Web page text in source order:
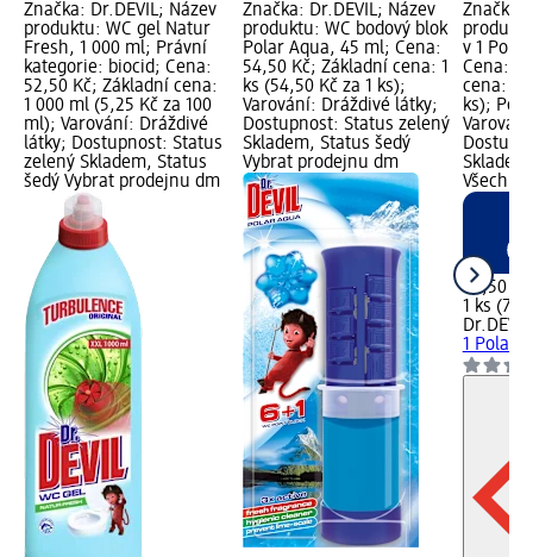
Značka: Dr.DEVIL; Název
produktu: WC gel Natur
Fresh, 1 000 ml; Právní
kategorie: biocid; Cena:
52,50 Kč; Základní cena:
1 000 ml (5,25 Kč za 100
ml); Varování: Dráždivé
látky; Dostupnost: Status
zelený Skladem, Status
šedý Vybrat prodejnu dm
Značka: Dr.DEVIL; Název
produktu: WC bodový blok
Polar Aqua, 45 ml; Cena:
54,50 Kč; Základní cena: 1
ks (54,50 Kč za 1 ks);
Varování: Dráždivé látky;
Dostupnost: Status zelený
Skladem, Status šedý
Vybrat prodejnu dm
Značka:
v 1
Cena:
cena: 1
ks);
79,50 Kč
1 ks
Dr.DEVIL
1 Polar